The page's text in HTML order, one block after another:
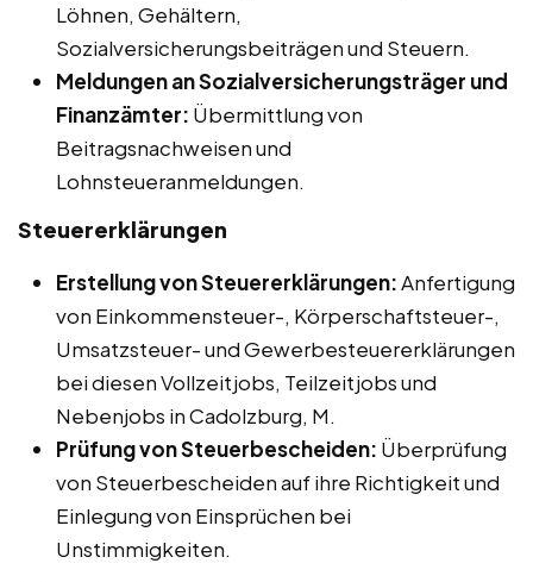
Löhnen, Gehältern,
Sozialversicherungsbeiträgen und Steuern.
Meldungen an Sozialversicherungsträger und
Finanzämter: Übermittlung von
Beitragsnachweisen und
Lohnsteueranmeldungen.
Steuererklärungen
Erstellung von Steuererklärungen:Anfertigung
von Einkommensteuer-, Körperschaftsteuer-,
Umsatzsteuer- und Gewerbesteuererklärungen
bei diesen Vollzeitjobs, Teilzeitjobs und
Nebenjobs in Cadolzburg, M.
Prüfung von Steuerbescheiden: Überprüfung
von Steuerbescheiden auf ihre Richtigkeit und
Einlegung von Einsprüchen bei
Unstimmigkeiten.